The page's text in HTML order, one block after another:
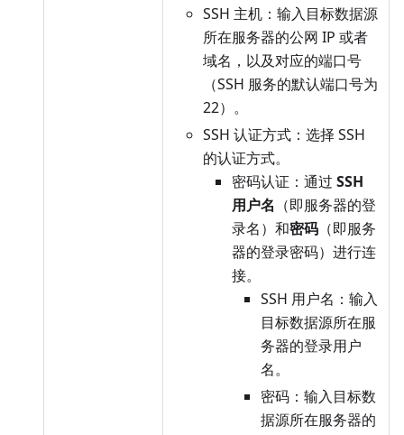
SSH 主机：输入目标数据源
所在服务器的公网 IP 或者
域名，以及对应的端口号
（SSH 服务的默认端口号为
22）。
SSH 认证方式：选择 SSH
的认证方式。
密码认证：通过 SSH
用户名 （即服务器的登
录名）和密码 （即服务
器的登录密码）进行连
接。
SSH 用户名：输入
目标数据源所在服
务器的登录用户
名。
密码：输入目标数
据源所在服务器的